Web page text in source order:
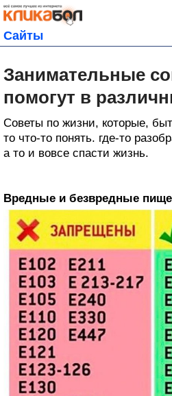
Сайты
Занимательные
помогут в
Советы по жизни, которые,
то что-то понять. где-то
а то и вовсе спасти жизнь.
Вредные и безвредные